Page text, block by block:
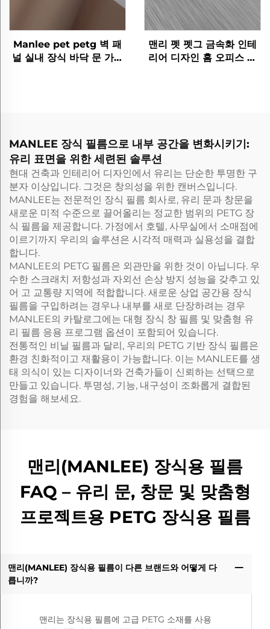
Manlee pet petg 벽 패
널 실내 장식 바닥 문 가구
맨리 펫 펫그 금속화 인테
리어 디자인 홈 오피스 호
MANLEE 장식 필름으로 내부 공간을 변화시키기:
유리 표면을 위한 세련된 솔루션
현대 건축과 인테리어 디자인에서 유리는 단순한 투명한 구
분자 이상입니다. 그것은 창의성을 위한 캔버스입니다.
MANLEE는 전문적인 장식 필름 회사로, 유리 문과 창문을
새로운 미적 수준으로 끌어올리는 정교한 범위의 PETG 장
식 필름을 제공합니다. 가정에서 호텔, 사무실에서 소매점에
이르기까지 우리의 솔루션은 시각적 매력과 실용성을 결합
합니다.
MANLEE의 PETG 필름은 외관만을 위한 것이 아닙니다. 우
수한 스크래치 저항성과 자외선 손상 방지 성능을 갖추고 있
어 고 교통량 지역에 적합합니다. 새로운 상업 공간용 장식
필름을 구입하려는 경우나 내부를 새로 단장하려는 경우
MANLEE의 카탈로그에는 대형 장식 창 필름 및 맞춤형 유
리 필름 응용 프로그램 옵션이 포함되어 있습니다.
전통적인 비닐 필름과 달리, 우리의 PETG 기반 장식 필름은
환경 친화적이고 재활용이 가능합니다. 이는 MANLEE를 생
태 의식이 있는 디자이너와 건축가들이 신뢰하는 선택으로
만들고 있습니다. 투명성, 기능, 내구성이 조화롭게 결합된
경험을 해보세요.
맨리(MANLEE) 장식용 필름
FAQ – 유리 문, 창문 및 맞춤형
프로젝트용 PETG 장식용 필름
맨리(MANLEE) 장식용 필름이 다른 브랜드와 어떻게 다
릅니까?
맨리는 장식용 필름에 고급 PETG 소재를 사용